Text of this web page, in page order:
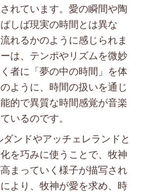
れています。愛の瞬間や陶
しば現実の時間とは異な
れるかのように感じられま
は、テンポやリズムを微妙
者に「夢の中の時間」を体
ように、時間の扱いを通じ
的で異質な時間感覚が音楽
いるのです。
ンドやアッチェレランドと
を巧みに使うことで、牧神
まっていく様子が描写され
より、牧神が愛を求め、時